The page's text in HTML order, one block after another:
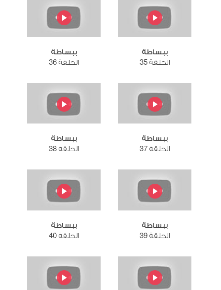
ببساطة
الحلقة 35
ببساطة
الحلقة 36
ببساطة
الحلقة 37
ببساطة
الحلقة 38
ببساطة
الحلقة 39
ببساطة
الحلقة 40